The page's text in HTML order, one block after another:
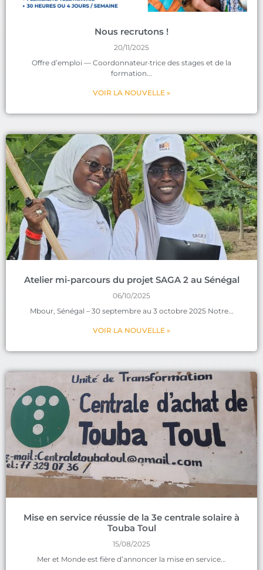
Nous recrutons !
20/11/2025
Offre d’emploi — Coordonnateur·trice des stages et de la
formation
VOIR LA NOUVELLE »
Atelier mi-parcours du projet SAGA 2 au Sénégal
06/10/2025
Mbour, Sénégal – 30 septembre au 3 octobre 2025 Notre
VOIR LA NOUVELLE »
Mise en service réussie de la 3e centrale solaire à
Touba Toul
15/08/2025
Mer et Monde est fière d’annoncer la mise en service